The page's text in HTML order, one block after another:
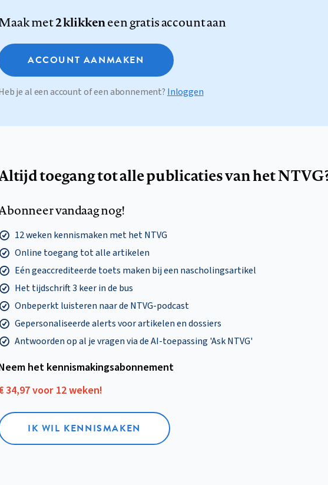
met2 klikkeneen gratis account aan
ACCOUNT AANMAKEN
je al een account of een abonnement? Inloggen
toegang tot alle publicaties van het
vandaag nog!
12 weken kennismaken met het NTVG
Online toegang tot alle artikelen
Eén geaccrediteerde toets maken bij een nascholingsartikel
Het tijdschrift 3 keer in de bus
Onbeperkt luisteren naar de NTVG-podcast
Gepersonaliseerde alerts voor artikelen en dossiers
Antwoorden op al je vragen via de AI-toepassing 'Ask NTVG'
het kennismakings­abonnement
34,97 voor 12 weken!
IK WIL KENNISMAKEN